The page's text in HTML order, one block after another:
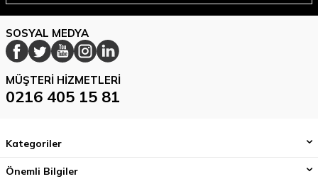
SOSYAL MEDYA
MÜŞTERI HIZMETLERI
0216 405 15 81
Kategoriler
Önemli Bilgiler